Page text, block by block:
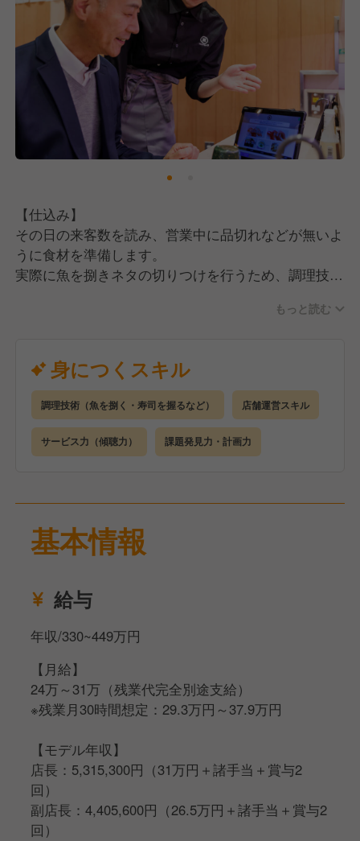
【仕込み】
その日の来客数を読み、営業中に品切れなどが無いよ
うに食材を準備します。
実際に魚を捌きネタの切りつけを行うため、調理技術
ご注文いただいた商品をスピーディーに作ります。
業態によってはお刺身の盛り合わせを作ることも！
きれいなお寿司を握れるようになったら一人前です！
【接客】
ご注文を聞く、商品を運ぶ、おすすめトークをするな
【店舗運営】
注、
ント業務を行っていただきます。
もっと読む
身につくスキル
調理技術（魚を捌く・寿司を握るなど） 店舗運営スキル
サービス力（傾聴力） 課題発見力・計画力
基本情報
給与
年収/330~449万円
【月給】
24万～31万（残業代完全別途支給）
※残業月30時間想定：29.3万円～37.9万円
【モデル年収】
店長：5,315,300円（31万円＋諸手当＋賞与2
回）
副店長：4,405,600円（26.5万円＋諸手当＋賞与2
回）